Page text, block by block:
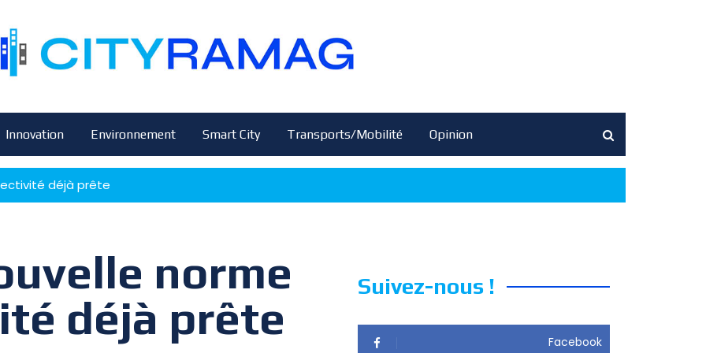
Innovation Environnement Smart City Transports/Mobilité Opinion
déjà prête
norme
déjà prête
Suivez-nous !
Facebook